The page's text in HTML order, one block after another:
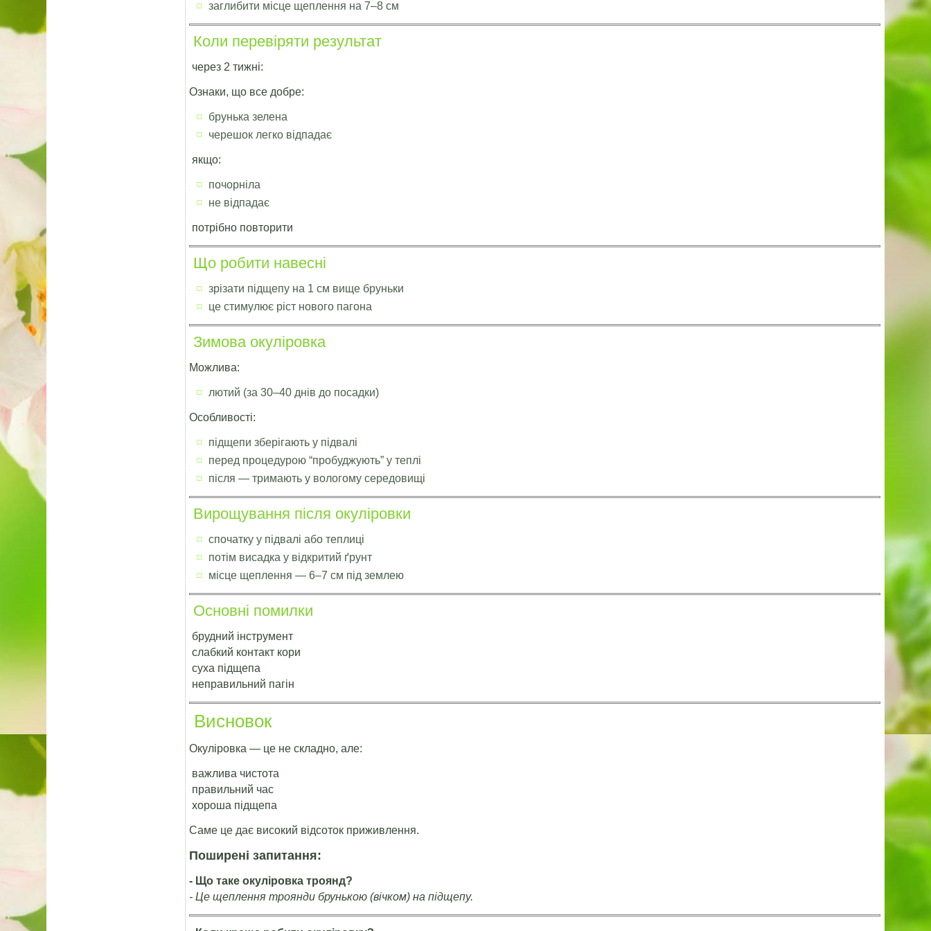
заглибити місце щеплення на 7–8 см
Коли перевіряти результат
через 2 тижні:
Ознаки, що все добре:
брунька зелена
черешок легко відпадає
якщо:
почорніла
не відпадає
потрібно повторити
Що робити навесні
зрізати підщепу на 1 см вище бруньки
це стимулює ріст нового пагона
Зимова окуліровка
Можлива:
лютий (за 30–40 днів до посадки)
Особливості:
підщепи зберігають у підвалі
перед процедурою “пробуджують” у теплі
після — тримають у вологому середовищі
Вирощування після окуліровки
спочатку у підвалі або теплиці
потім висадка у відкритий ґрунт
місце щеплення — 6–7 см під землею
Основні помилки
брудний інструмент
слабкий контакт кори
суха підщепа
неправильний пагін
Висновок
Окуліровка — це не складно, але:
важлива чистота
правильний час
хороша підщепа
Саме це дає високий відсоток приживлення.
Поширені запитання:
- Що таке окуліровка троянд?
- Це щеплення троянди брунькою (вічком) на підщепу.